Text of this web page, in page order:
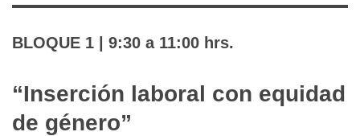
BLOQUE 1 | 9:30 a 11:00 hrs.
“Inserción laboral con equidad
de género”